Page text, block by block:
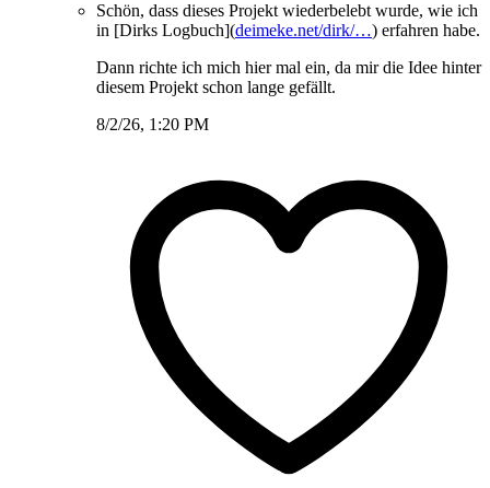
Schön, dass dieses Projekt wiederbelebt wurde, wie ich
in [Dirks Logbuch](deimeke.net/dirk/…) erfahren habe.
Dann richte ich mich hier mal ein, da mir die Idee hinter
diesem Projekt schon lange gefällt.
8/2/26, 1:20 PM